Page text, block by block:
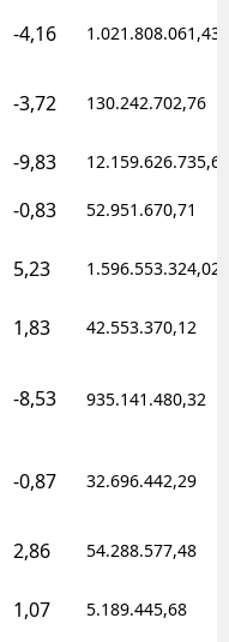
-4,16 1.021.808.061,43
-3,72 130.242.702,76
-9,83 12.159.626.735,62
-0,83 52.951.670,71
5,23 1.596.553.324,02
1,83 42.553.370,12
-8,53 935.141.480,32
-0,87 32.696.442,29
2,86 54.288.577,48
1,07 5.189.445,68